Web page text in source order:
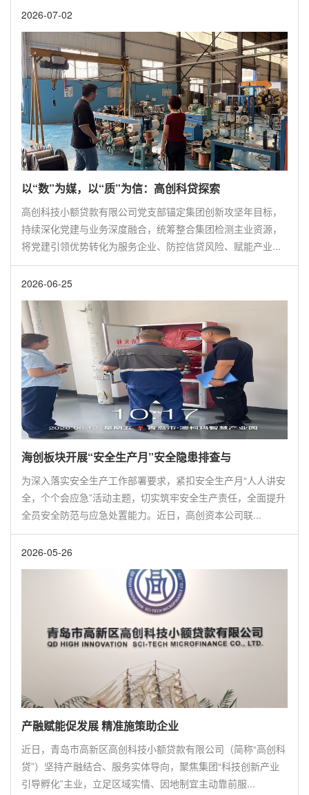
2026-07-02
以“数”为媒，以“质”为信：高创科贷探索
高创科技小额贷款有限公司党支部锚定集团创新攻坚年目标，
持续深化党建与业务深度融合，统筹整合集团检测主业资源，
将党建引领优势转化为服务企业、防控信贷风险、赋能产业...
2026-06-25
海创板块开展“安全生产月”安全隐患排查与
为深入落实安全生产工作部署要求，紧扣安全生产月“人人讲安
全，个个会应急”活动主题，切实筑牢安全生产责任，全面提升
全员安全防范与应急处置能力。近日，高创资本公司联...
2026-05-26
产融赋能促发展 精准施策助企业
近日，青岛市高新区高创科技小额贷款有限公司（简称“高创科
贷”）坚持产融结合、服务实体导向，聚焦集团“科技创新产业
引导孵化”主业，立足区域实情、因地制宜主动靠前服...